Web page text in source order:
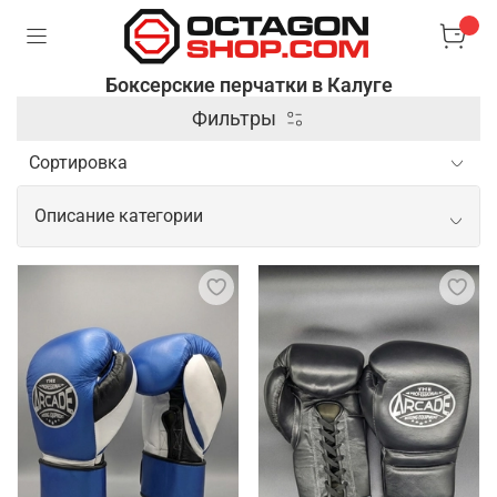
Боксерские перчатки в Калуге
Фильтры
Описание категории
Боксерские перчатки в качественном
Боксерские перчатки – специальные аксессуары,
которые используются в боксе и других
единоборствах для защиты рук и увеличения силы
ударов. Они имеют жесткую внешнюю оболочку и
мягкую подкладку, чтобы обеспечить комфорт и
защитить костяшки пальцев и суставы от